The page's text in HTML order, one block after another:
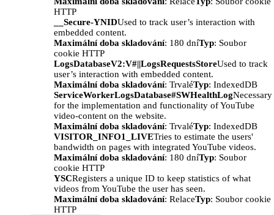
HTTP
__Secure-YNIDUsed to track user’s interaction with
embedded content.
Maximální doba skladování: 180 dníTyp: Soubor
cookie HTTP
LogsDatabaseV2:V#||LogsRequestsStoreUsed to track
user’s interaction with embedded content.
Maximální doba skladování: TrvaléTyp: IndexedDB
ServiceWorkerLogsDatabase#SWHealthLogNecessary
for the implementation and functionality of YouTube
video-content on the website.
Maximální doba skladování: TrvaléTyp: IndexedDB
VISITOR_INFO1_LIVETries to estimate the users'
bandwidth on pages with integrated YouTube videos.
Maximální doba skladování: 180 dníTyp: Soubor
cookie HTTP
YSCRegisters a unique ID to keep statistics of what
videos from YouTube the user has seen.
Maximální doba skladování: RelaceTyp: Soubor cookie
HTTP